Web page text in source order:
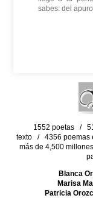
sabes: del
1552 poetas /
texto / 4356 poemas
más de 4,500
Blanca
Marisa
Patricia